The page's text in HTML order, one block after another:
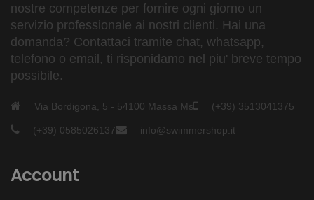
nostre competenze per fornire ogni giorno un
servizio professionale ai nostri clienti. Hai una
domanda? Contattaci tramite chat, whatsapp,
telefono o email, ti risponidamo nel piu' breve tempo
possibile.
Via Bordigona, 5 - 54100 Massa Ms (+39) 3513041375
(+39) 0585026137 info@swimmershop.it
Account